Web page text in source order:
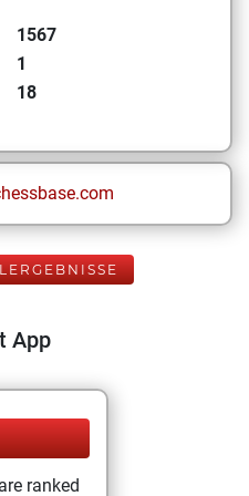
1567
1
18
App
ranked